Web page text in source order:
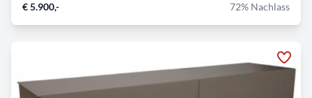
€ 5.900,- 72% Nachlass